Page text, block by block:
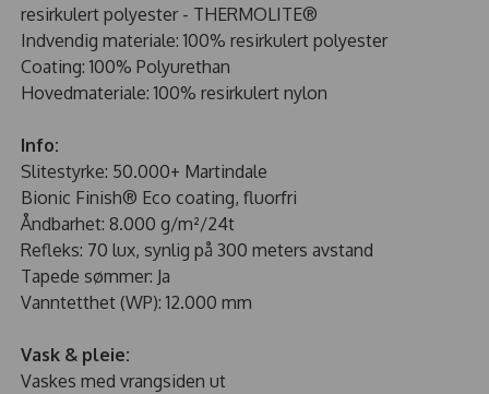
resirkulert polyester - THERMOLITE®
Indvendig materiale: 100% resirkulert polyester
Coating: 100% Polyurethan
Hovedmateriale: 100% resirkulert nylon
Info:
Slitestyrke: 50.000+ Martindale
Bionic Finish® Eco coating, fluorfri
Åndbarhet: 8.000 g/m²/24t
Refleks: 70 lux, synlig på 300 meters avstand
Tapede sømmer: Ja
Vanntetthet (WP): 12.000 mm
Vask & pleie:
Vaskes med vrangsiden ut